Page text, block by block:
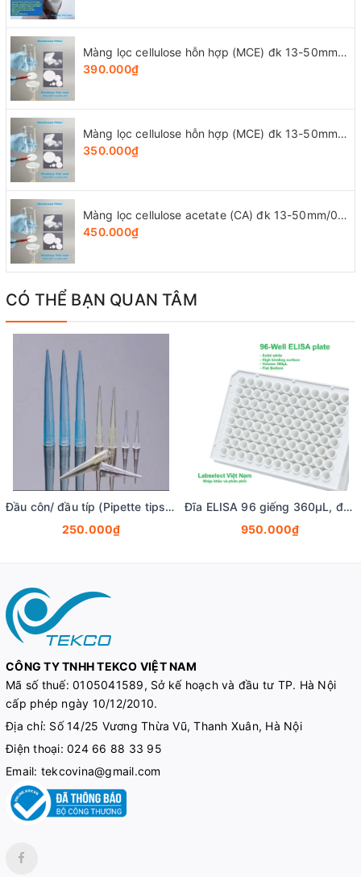
Màng lọc cellulose hỗn hợp (MCE) đk 13-50mm/0.45µm, 4x25 chiếc/hộp, hãng Biosharp
390.000₫
Màng lọc cellulose hỗn hợp (MCE) đk 13-50mm/0.22µm, 4x25 chiếc/hộp, hãng Biosharp
350.000₫
Màng lọc cellulose acetate (CA) đk 13-50mm/0.45µm, 4x25 chiếc/hộp, hãng Biosharp
450.000₫
CÓ THỂ BẠN QUAN TÂM
Đầu côn/ đầu típ (Pipette tips), 10-1250ul, túi 1000 cái, hãng LabSelect
250.000₫
Đĩa ELISA 96 giếng 360μL, đáy phẳng, bề mặt liên kết cao, mầu trắng, ELISA plate, LABSELECT
950.000₫
CÔNG TY TNHH TEKCO VIỆT NAM
Mã số thuế: 0105041589, Sở kế hoạch và đầu tư TP. Hà Nội
cấp phép ngày 10/12/2010.
Địa chỉ: Số 14/25 Vương Thừa Vũ, Thanh Xuân, Hà Nội
Điện thoại: 024 66 88 33 95
Email: tekcovina@gmail.com